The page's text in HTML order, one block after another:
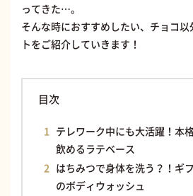
ってきた…。
そんな時におすすめしたい、チョコ
トをご紹介していきます！
目次
テレワーク中にも大活躍！本
飲めるラテベース
はちみつで身体を洗う？！ギ
のボディウォッシュ